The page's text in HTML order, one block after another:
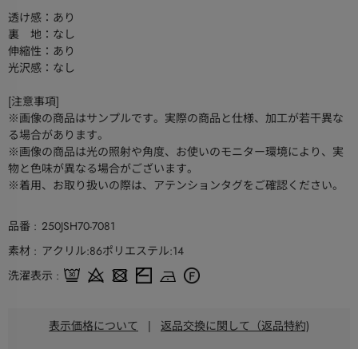
透け感：あり
裏 地：なし
伸縮性：あり
光沢感：なし
[注意事項]
※画像の商品はサンプルです。実際の商品と仕様、加工が若干異な
る場合があります。
※画像の商品は光の照射や角度、お使いのモニター環境により、実
物と色味が異なる場合がございます。
※着用、お取り扱いの際は、アテンションタグをご確認ください。
品番
250JSH70-7081
素材
アクリル:86ポリエステル:14
洗濯表示
表示価格について | 返品交換に関して（返品特約)